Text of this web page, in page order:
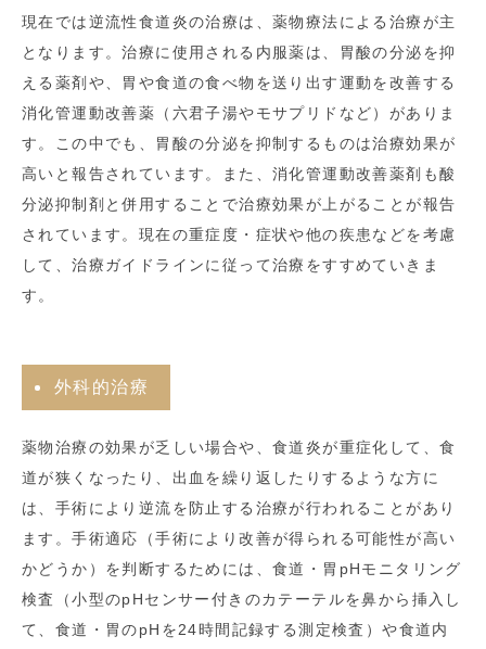
現在では逆流性食道炎の治療は、薬物療法による治療が主
となります。治療に使用される内服薬は、胃酸の分泌を抑
える薬剤や、胃や食道の食べ物を送り出す運動を改善する
消化管運動改善薬（六君子湯やモサプリドなど）がありま
す。この中でも、胃酸の分泌を抑制するものは治療効果が
高いと報告されています。また、消化管運動改善薬剤も酸
分泌抑制剤と併用することで治療効果が上がることが報告
されています。現在の重症度・症状や他の疾患などを考慮
して、治療ガイドラインに従って治療をすすめていきま
す。
外科的治療
薬物治療の効果が乏しい場合や、食道炎が重症化して、食
道が狭くなったり、出血を繰り返したりするような方に
は、手術により逆流を防止する治療が行われることがあり
ます。手術適応（手術により改善が得られる可能性が高い
かどうか）を判断するためには、食道・胃pHモニタリング
検査（小型のpHセンサー付きのカテーテルを鼻から挿入し
て、食道・胃のpHを24時間記録する測定検査）や食道内